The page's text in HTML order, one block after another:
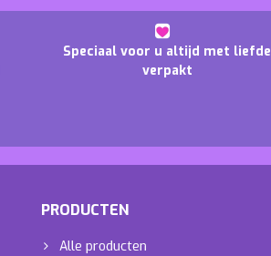
Speciaal voor u altijd met liefde
verpakt
PRODUCTEN
Alle producten